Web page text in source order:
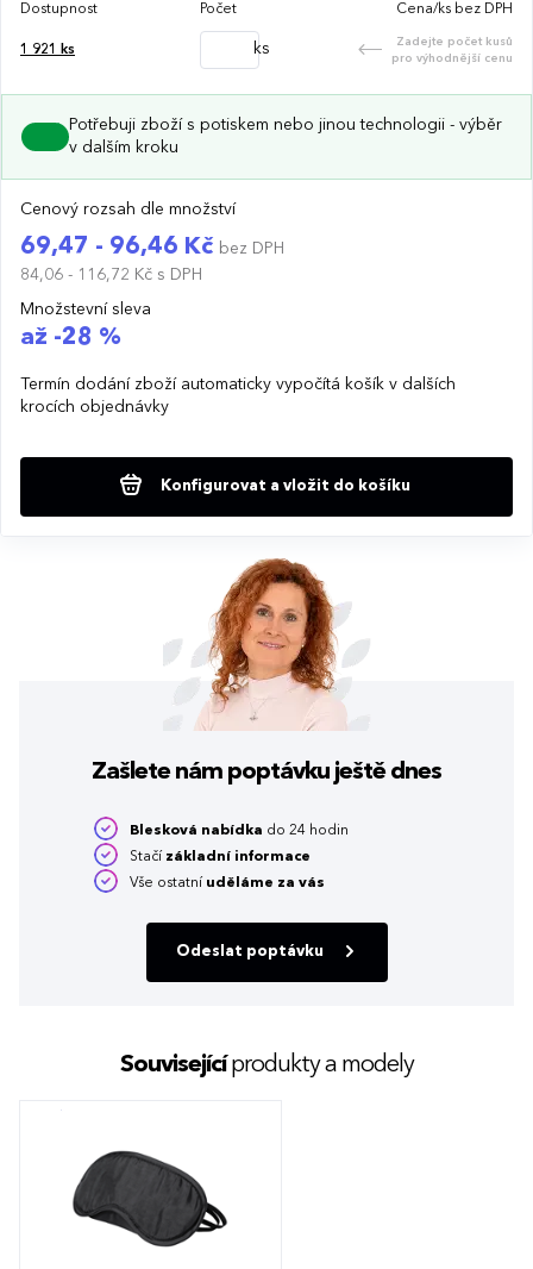
Dostupnost Počet Cena/ks bez DPH
1 921 ks ks
Zadejte počet kusů
pro výhodnější cenu
Potřebuji zboží s potiskem nebo jinou technologii - výběr
v dalším kroku
Cenový rozsah dle množství
69,47 - 96,46 Kč bez DPH
84,06 - 116,72 Kč s DPH
Množstevní sleva
až -28 %
Termín dodání zboží automaticky vypočítá košík v dalších
krocích objednávky
Konfigurovat a vložit do košíku
Zašlete nám poptávku ještě dnes
Blesková nabídka do 24 hodin
Stačí základní informace
Vše ostatní uděláme za vás
Odeslat poptávku
Souvisejícíprodukty a modely